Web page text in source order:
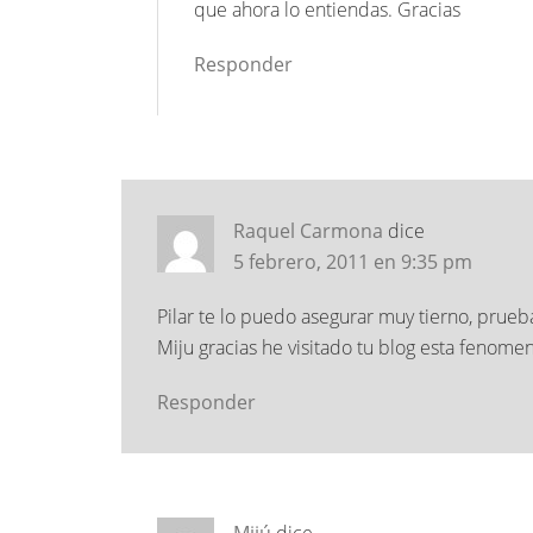
que ahora lo entiendas. Gracias
Responder
Raquel Carmona dice
5 febrero, 2011 en 9:35 pm
Pilar te lo puedo asegurar muy tierno,
Miju gracias he visitado tu blog esta
Responder